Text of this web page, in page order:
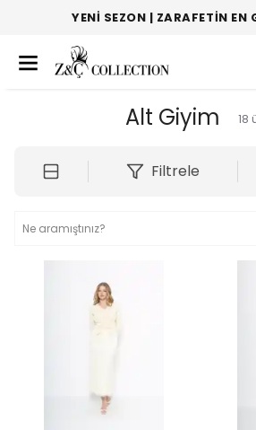
YENI SEZON | ZARAFETIN EN
Alt Giyim 18
Filtrele